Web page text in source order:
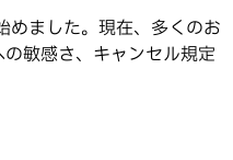
めました。現在、多くのお
敏感さ、キャンセル規定